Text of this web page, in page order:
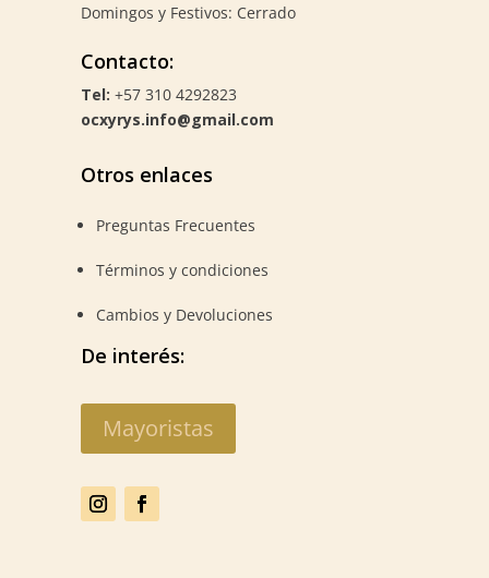
Domingos y Festivos: Cerrado
Contacto:
Tel: +57 310 4292823
ocxyrys.info@gmail.com
Otros enlaces
Preguntas Frecuentes
Términos y condiciones
Cambios y Devoluciones
De interés:
Mayoristas